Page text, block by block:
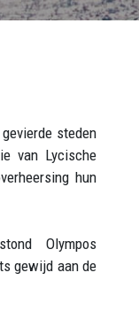
steden
van Lycische
hun
Olympos
gewijd aan de
gebouwd